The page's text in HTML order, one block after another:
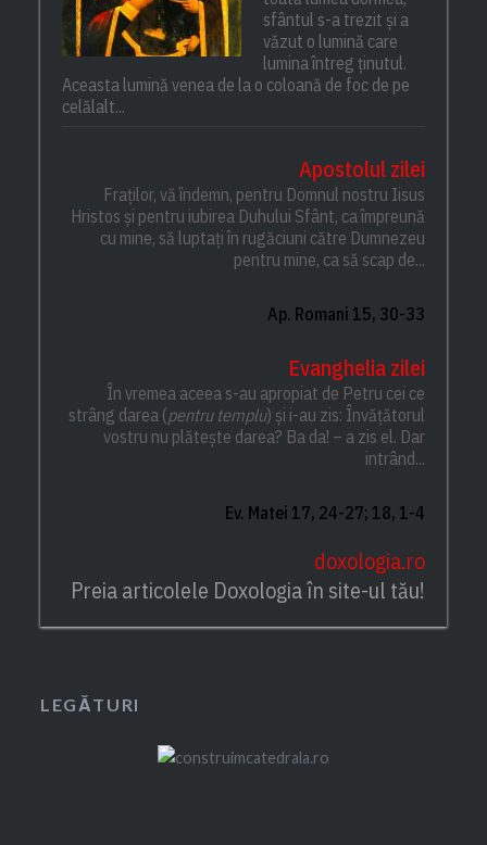
sfântul s-a trezit și a
văzut o lumină care
lumina întreg ținutul.
Aceasta lumină venea de la o coloană de foc de pe
celălalt...
Apostolul zilei
Fraților, vă îndemn, pentru Domnul nostru Iisus
Hristos și pentru iubirea Duhului Sfânt, ca împreună
cu mine, să luptați în rugăciuni către Dumnezeu
pentru mine, ca să scap de...
Ap. Romani 15, 30-33
Evanghelia zilei
În vremea aceea s-au apropiat de Petru cei ce
strâng darea (pentru templu) și i-au zis: Învățătorul
vostru nu plătește darea? Ba da! – a zis el. Dar
intrând...
Ev. Matei 17, 24-27; 18, 1-4
doxologia.ro
Preia articolele Doxologia în site-ul tău!
LEGĂTURI